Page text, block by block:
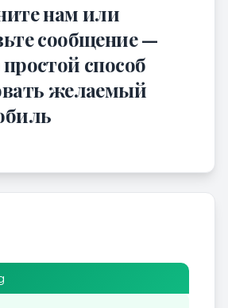
нам или
сообщение —
способ
желаемый